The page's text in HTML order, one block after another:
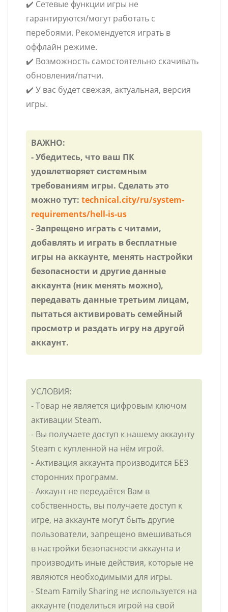
✔️ Сетевые функции игры не
гарантируются/могут работать с
перебоями. Рекомендуется играть в
оффлайн режиме.
✔️ Возможность самостоятельно скачивать
обновления/патчи.
✔️ У вас будет свежая, актуальная, версия
игры.
ВАЖНО:
- Убедитесь, что ваш ПК
удовлетворяет системным
требованиям игры. Сделать это
можно тут: technical.city/ru/system-
requirements/hell-is-us
- Запрещено играть с читами,
добавлять и играть в бесплатные
игры на аккаунте, менять настройки
безопасности и другие данные
аккаунта (ник менять можно),
передавать данные третьим лицам,
пытаться активировать семейный
просмотр и раздать игру на другой
аккаунт.
УСЛОВИЯ:
- Товар не является цифровым ключом
активации Steam.
- Вы получаете доступ к нашему аккаунту
Steam с купленной на нём игрой.
- Активация аккаунта производится БЕЗ
сторонних программ.
- Аккаунт не передаётся Вам в
собственность, вы получаете доступ к
игре, на аккаунте могут быть другие
пользователи, запрещено вмешиваться
в настройки безопасности аккаунта и
производить иные действия, которые не
являются необходимыми для игры.
- Steam Family Sharing не используется на
аккаунте (поделиться игрой на свой